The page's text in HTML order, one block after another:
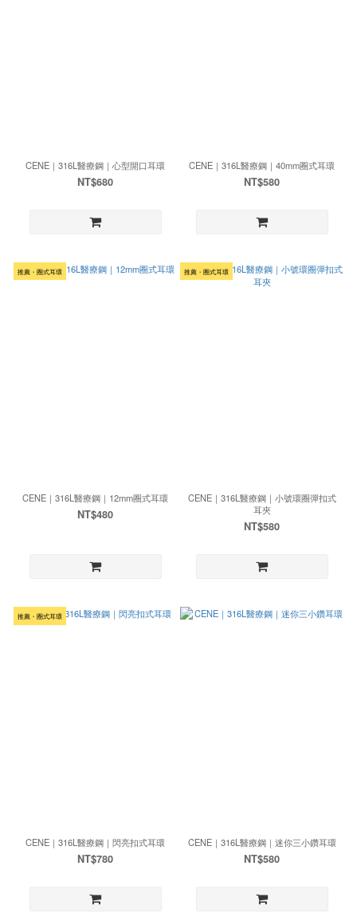
CENE｜316L醫療鋼｜心型開口耳環
NT$680
CENE｜316L醫療鋼｜40mm圈式耳環
NT$580
推薦・圈式耳環
CENE｜316L醫療鋼｜12mm圈式耳環
NT$480
推薦・圈式耳環
CENE｜316L醫療鋼｜小號環圈彈扣式
耳夾
NT$580
推薦・圈式耳環
CENE｜316L醫療鋼｜閃亮扣式耳環
NT$780
CENE｜316L醫療鋼｜迷你三小鑽耳環
NT$580